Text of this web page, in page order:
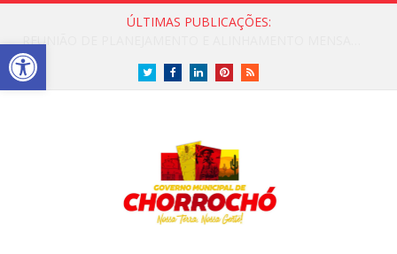
ÚLTIMAS PUBLICAÇÕES:
TwitterFacebookLinkedInPinterestRSS
Open toolbar